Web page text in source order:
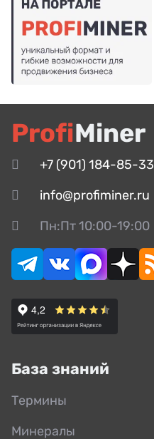
ProfiMiner
+7 (901) 184-85-33
info@profiminer.ru
Пн:Пт 10:00-19:00
База знаний
Термины
Минералы